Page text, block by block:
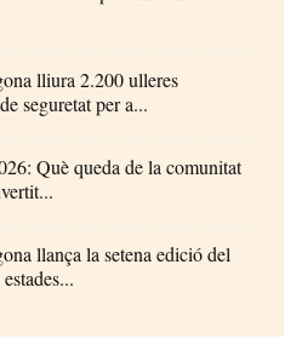
lliura 2.200 ulleres
seguretat per a...
Què queda de la comunitat
llança la setena edició del